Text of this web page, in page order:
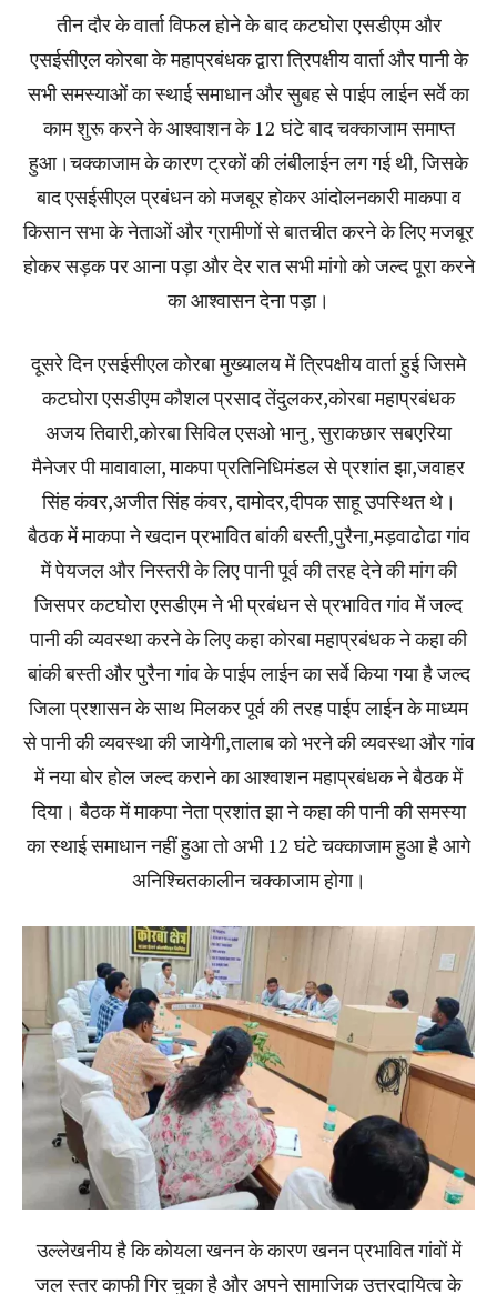
तीन दौर के वार्ता विफल होने के बाद कटघोरा एसडीएम और
एसईसीएल कोरबा के महाप्रबंधक द्वारा त्रिपक्षीय वार्ता और पानी के
सभी समस्याओं का स्थाई समाधान और सुबह से पाईप लाईन सर्वे का
काम शुरू करने के आश्वाशन के 12 घंटे बाद चक्काजाम समाप्त
हुआ।चक्काजाम के कारण ट्रकों की लंबीलाईन लग गई थी, जिसके
बाद एसईसीएल प्रबंधन को मजबूर होकर आंदोलनकारी माकपा व
किसान सभा के नेताओं और ग्रामीणों से बातचीत करने के लिए मजबूर
होकर सड़क पर आना पड़ा और देर रात सभी मांगो को जल्द पूरा करने
का आश्वासन देना पड़ा।
दूसरे दिन एसईसीएल कोरबा मुख्यालय में त्रिपक्षीय वार्ता हुई जिसमे
कटघोरा एसडीएम कौशल प्रसाद तेंदुलकर,कोरबा महाप्रबंधक
अजय तिवारी,कोरबा सिविल एसओ भानु , सुराकछार सबएरिया
मैनेजर पी मावावाला, माकपा प्रतिनिधिमंडल से प्रशांत झा,जवाहर
सिंह कंवर,अजीत सिंह कंवर, दामोदर,दीपक साहू उपस्थित थे।
बैठक में माकपा ने खदान प्रभावित बांकी बस्ती,पुरैना,मड़वाढोढा गांव
में पेयजल और निस्तरी के लिए पानी पूर्व की तरह देने की मांग की
जिसपर कटघोरा एसडीएम ने भी प्रबंधन से प्रभावित गांव में जल्द
पानी की व्यवस्था करने के लिए कहा कोरबा महाप्रबंधक ने कहा की
बांकी बस्ती और पुरैना गांव के पाईप लाईन का सर्वे किया गया है जल्द
जिला प्रशासन के साथ मिलकर पूर्व की तरह पाईप लाईन के माध्यम
से पानी की व्यवस्था की जायेगी,तालाब को भरने की व्यवस्था और गांव
में नया बोर होल जल्द कराने का आश्वाशन महाप्रबंधक ने बैठक में
दिया। बैठक में माकपा नेता प्रशांत झा ने कहा की पानी की समस्या
का स्थाई समाधान नहीं हुआ तो अभी 12 घंटे चक्काजाम हुआ है आगे
अनिश्चितकालीन चक्काजाम होगा।
उल्लेखनीय है कि कोयला खनन के कारण खनन प्रभावित गांवों में
जल स्तर काफी गिर चुका है और अपने सामाजिक उत्तरदायित्व के